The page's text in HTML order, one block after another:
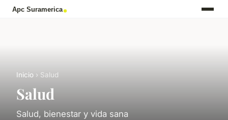
Inicio › Salud
Salud
Salud, bienestar y vida sana